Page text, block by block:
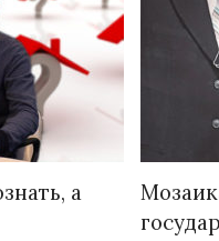
а
Народ выбрал свет